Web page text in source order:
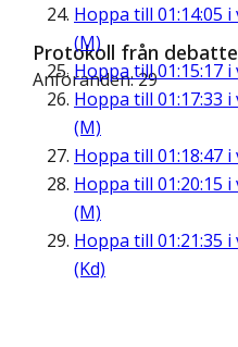
Hoppa till 01:14:05 i
(M)
Hoppa till01:15:17 i
Hoppa till 01:17:33 i
(M)
Hoppa till 01:18:47 i
Hoppa till 01:20:15 i
(M)
Hoppa till 01:21:35 i
(Kd)
Protokoll från
Anföranden: 29